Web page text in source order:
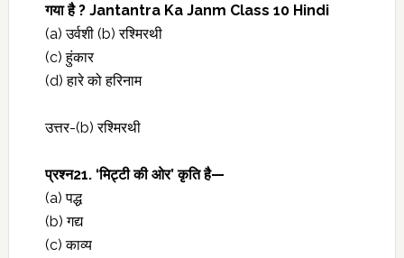
गया है ? Jantantra Ka Janm Class 10 Hindi
(a) उर्वशी (b) रश्मिरथी
(c) हुंकार
(d) हारे को हरिनाम
उत्तर-(b) रश्मिरथी
प्रश्‍न21. ‘मिट्टी की ओर’ कृति है—
(a) पद्ध
(b) गद्य
(c) काव्य